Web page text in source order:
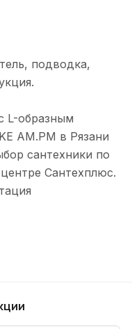
подводка,
L-образным
АМ.РМ в Рязани
сантехники по
Сантехплюс.